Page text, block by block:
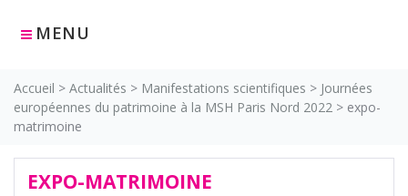
MENU
Accueil > Actualités > Manifestations scientifiques > Journées
européennes du patrimoine à la MSH Paris Nord 2022 > expo-
matrimoine
EXPO-MATRIMOINE